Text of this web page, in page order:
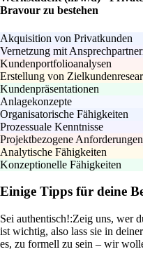
Bravour zu bestehen
Akquisition von Privatkunden
Vernetzung mit
Kundenportfolioanalysen
Erstellung von
Kundenpräsentationen
Anlagekonzepte
Organisatorische Fähigkeiten
Prozessuale Kenntnisse
Projektbezogene Anforderungen
Analytische Fähigkeiten
Konzeptionelle Fähigkeiten
Einige Tipps für deine
Sei authentisch!:Zeig uns, wer
ist wichtig, also lass sie in
es, zu formell zu sein – wir